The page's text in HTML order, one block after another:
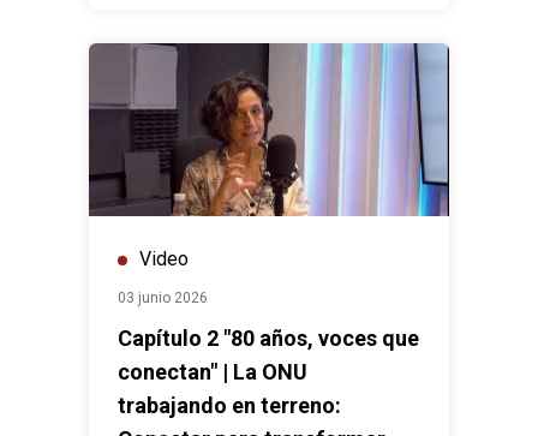
Video
03 junio 2026
Capítulo 2 "80 años, voces que
conectan" | La ONU
trabajando en terreno: